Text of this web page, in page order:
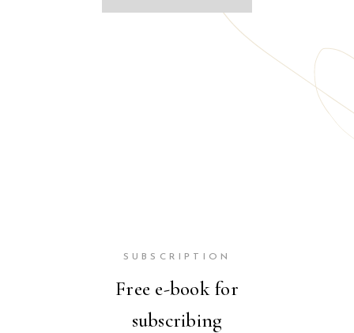
SUBSCRIPTION
Free e-book for
subscribing